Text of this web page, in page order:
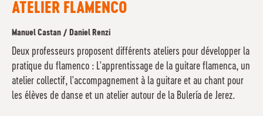
ATELIER FLAMENCO
Manuel Castan / Daniel Renzi
Deux professeurs proposent différents ateliers pour développer la
pratique du flamenco : L'apprentissage de la guitare flamenca, un
atelier collectif, l'accompagnement à la guitare et au chant pour
les élèves de danse et un atelier autour de la Bulería de Jerez.